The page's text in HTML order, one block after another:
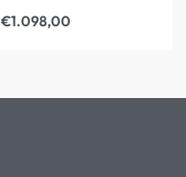
€1.098,00